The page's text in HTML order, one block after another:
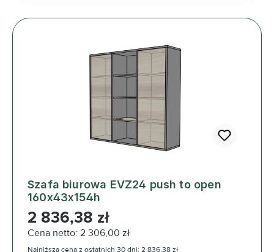
Szafa biurowa EVZ24 push to open
160x43x154h
Cena regularna:
2 836,38 zł
Cena netto: 2 306,00 zł
Najniższa cena z ostatnich 30 dni: 2 836,38 zł